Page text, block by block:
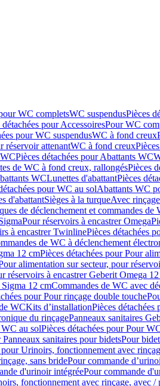
WC completsWC suspendusPièces
détachées pour AccessoiresPour WC
pour WC suspendusWC à fond creux
réservoir attenantWC à fond creux
Pièces détachées pour Abattants WC
de WC à fond creux, rallongésPièces
WCLunettes d'abattantPièces
pour WC au solAbattants WC
d'abattantSièges à la turqueAvec rinçage
de déclenchement et commandes de
Pour réservoirs à encastrer Omega
à encastrer TwinlinePièces détachées
de WC à déclenchement
12 cmPièces détachées pour Pour
alimentation sur secteur, pour
réservoirs à encastrer Geberit Omega
12 cmCommandes de WC avec
pour Pour rinçage double touche
WCKits d’installationPièces
du rinçagePanneaux sanitaires
au solPièces détachées pour Pour
Panneaux sanitaires pour bidetsPour
pour Urinoirs, fonctionnement avec
sans bridePour commande
d'urinoir intégréePour commande
fonctionnement avec rinçage, avec /